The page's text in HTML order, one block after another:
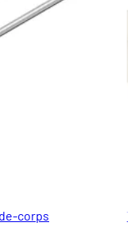
corps